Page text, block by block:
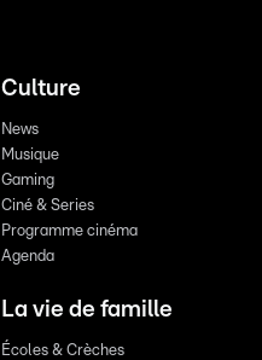
Culture
News
Musique
Gaming
Ciné & Series
Programme cinéma
Agenda
La vie de famille
Écoles & Crèches